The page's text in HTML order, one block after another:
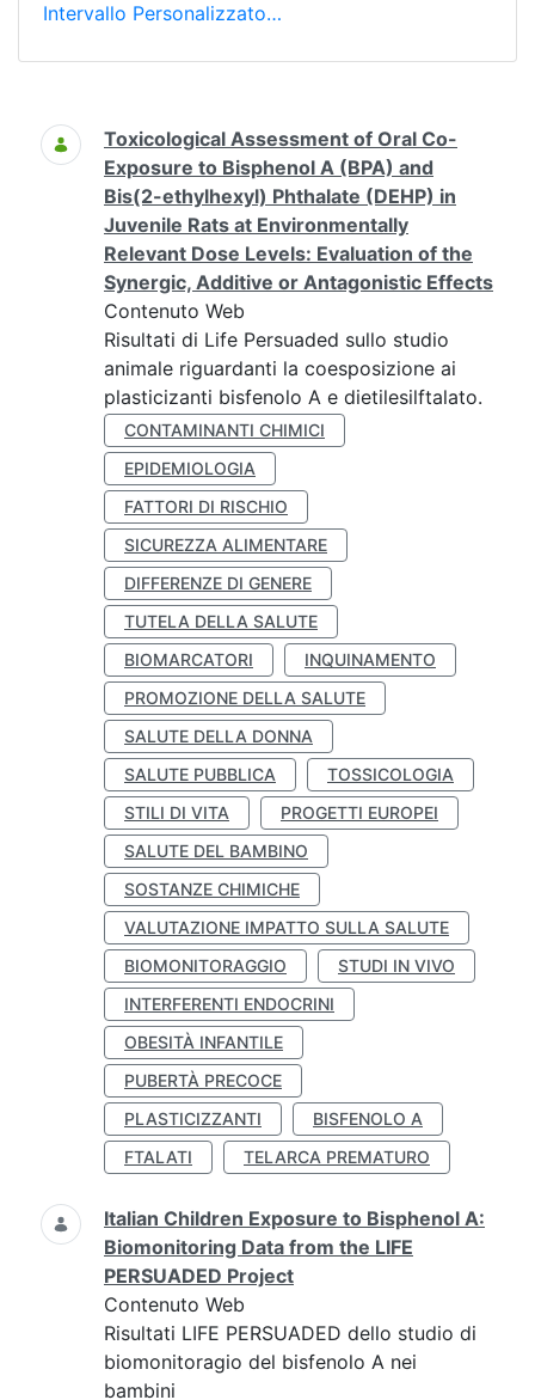
Intervallo Personalizzato…
Ricerca
Toxicological Assessment of Oral Co-
Exposure to Bisphenol A (BPA) and
Bis(2-ethylhexyl) Phthalate (DEHP) in
Juvenile Rats at Environmentally
Relevant Dose Levels: Evaluation of the
Synergic, Additive or Antagonistic Effects
Contenuto Web
Risultati di Life Persuaded sullo studio
animale riguardanti la coesposizione ai
plasticizanti bisfenolo A e dietilesilftalato.
CONTAMINANTI CHIMICI
EPIDEMIOLOGIA
FATTORI DI RISCHIO
SICUREZZA ALIMENTARE
DIFFERENZE DI GENERE
TUTELA DELLA SALUTE
BIOMARCATORI
INQUINAMENTO
PROMOZIONE DELLA SALUTE
SALUTE DELLA DONNA
SALUTE PUBBLICA
TOSSICOLOGIA
STILI DI VITA
PROGETTI EUROPEI
SALUTE DEL BAMBINO
SOSTANZE CHIMICHE
VALUTAZIONE IMPATTO SULLA SALUTE
BIOMONITORAGGIO
STUDI IN VIVO
INTERFERENTI ENDOCRINI
OBESITÀ INFANTILE
PUBERTÀ PRECOCE
PLASTICIZZANTI
BISFENOLO A
FTALATI
TELARCA PREMATURO
Italian Children Exposure to Bisphenol A:
Biomonitoring Data from the LIFE
PERSUADED Project
Contenuto Web
Risultati LIFE PERSUADED dello studio di
biomonitoragio del bisfenolo A nei
bambini